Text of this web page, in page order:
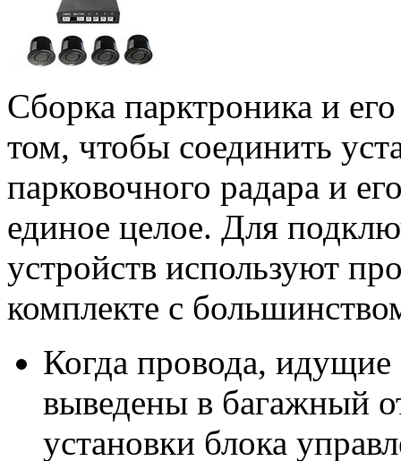
Сборка парктроника и
том, чтобы соединить
парковочного радара и
единое целое. Для
устройств используют
комплекте с
Когда провода, идущие
выведены в багажный
установки блока